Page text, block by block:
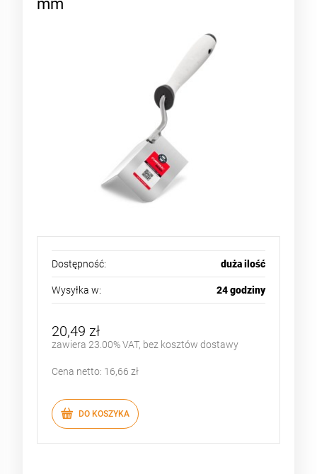
Dostępność: duża ilość
Wysyłka w: 24 godziny
20,49 zł
zawiera 23.00% VAT, bez kosztów dostawy
Cena netto: 16,66 zł
DO KOSZYKA